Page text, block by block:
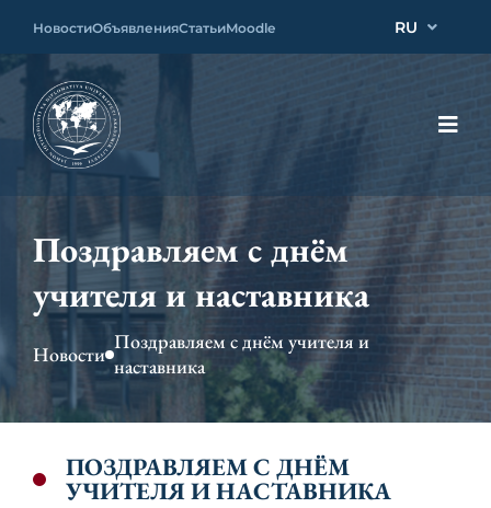
НовостиОбъявленияСтатьиMoodle RU
Поздравляем с днём
учителя и наставника
Новости Поздравляем с днём учителя и
наставника
ПОЗДРАВЛЯЕМ С ДНЁМ
УЧИТЕЛЯ И НАСТАВНИКА